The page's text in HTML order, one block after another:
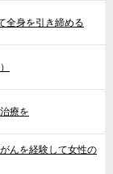
全身を引き締める
療を
んを経験して女性の